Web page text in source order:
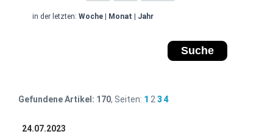
in der letzten:Woche Monat Jahr
Gefundene Artikel: 170, Seiten: 1 2 3 4
24.07.2023